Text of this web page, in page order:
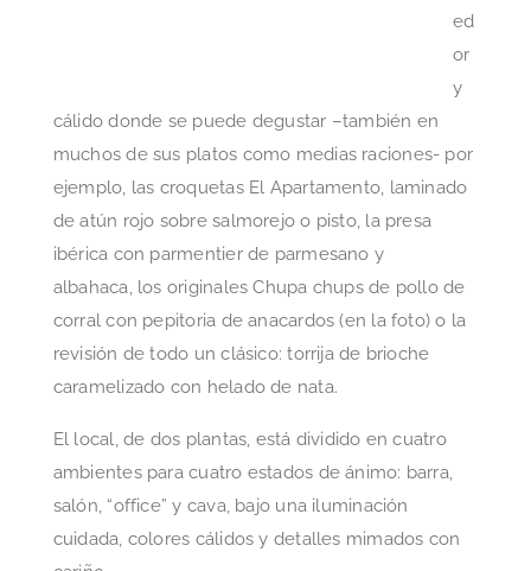
ed
or
y
cálido donde se puede degustar –también en
muchos de sus platos como medias raciones- por
ejemplo, las croquetas El Apartamento, laminado
de atún rojo sobre salmorejo o pisto, la presa
ibérica con parmentier de parmesano y
albahaca, los originales Chupa chups de pollo de
corral con pepitoria de anacardos (en la foto) o la
revisión de todo un clásico: torrija de brioche
caramelizado con helado de nata.
El local, de dos plantas, está dividido en cuatro
ambientes para cuatro estados de ánimo: barra,
salón, “office” y cava, bajo una iluminación
cuidada, colores cálidos y detalles mimados con